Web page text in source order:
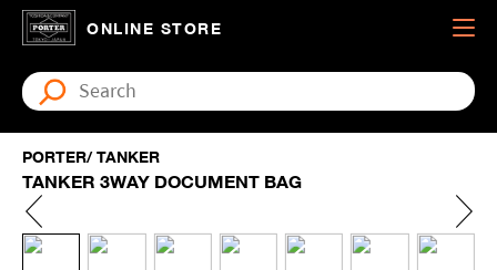
ONLINE STORE
PORTER/ TANKER
TANKER 3WAY DOCUMENT BAG